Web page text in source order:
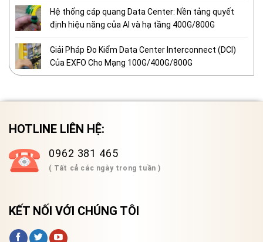
Hệ thống cáp quang Data Center: Nền tảng quyết
định hiệu năng của AI và hạ tầng 400G/800G
Giải Pháp Đo Kiểm Data Center Interconnect (DCI)
Của EXFO Cho Mạng 100G/400G/800G
HOTLINE LIÊN HỆ:
0962 381 465
( Tất cả các ngày trong tuần )
KẾT NỐI VỚI CHÚNG TÔI